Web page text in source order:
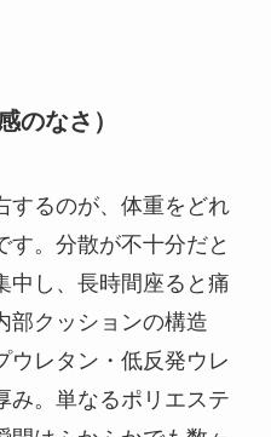
のなさ）
するのが、体重をどれ
す。分散が不十分だと
中し、長時間座ると痛
部クッションの構造
ウレタン・低反発ウレ
み。単なるポリエステ